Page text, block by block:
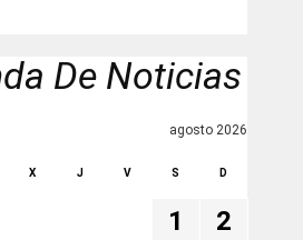
De Noticias
agosto 2026
X J V S D
1
2